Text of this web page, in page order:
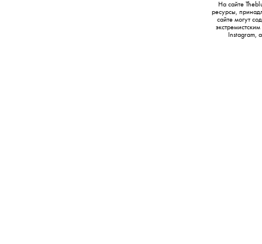
На сайте
ресурсы,
сайте могут
Instagram,